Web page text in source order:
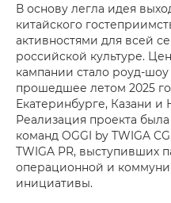
В основу легла идея
китайского
активностями для всей
российской культуре.
кампании стало роуд-шоу
прошедшее летом 2025
Екатеринбурге, Казани
Реализация проекта
команд OGGI by TWIGA
TWIGA PR, выступивших
операционной и
инициативы.